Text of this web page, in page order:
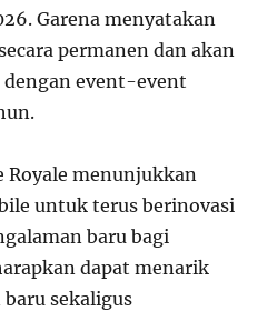
Garena menyatakan
permanen dan akan
event-event
Royale menunjukkan
untuk terus berinovasi
baru bagi
dapat menarik
sekaligus